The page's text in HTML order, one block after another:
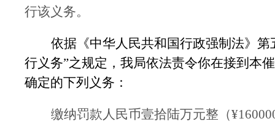
行该义务。
依据《中华人民共和国行政强制法》第
行义务”之规定，我局依法责令你在接到本
确定的下列义务：
缴纳罚款人民币壹拾陆万元整（